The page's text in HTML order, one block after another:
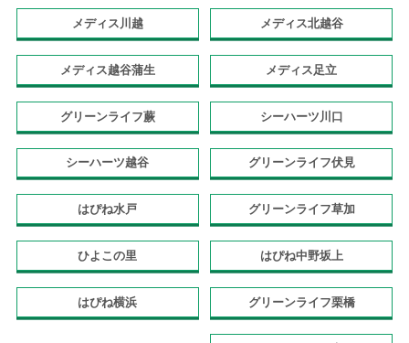
メディス川越 メディス北越谷
メディス越谷蒲生 メディス足立
グリーンライフ蕨 シーハーツ川口
シーハーツ越谷 グリーンライフ伏見
はぴね水戸 グリーンライフ草加
ひよこの里 はぴね中野坂上
はぴね横浜 グリーンライフ栗橋